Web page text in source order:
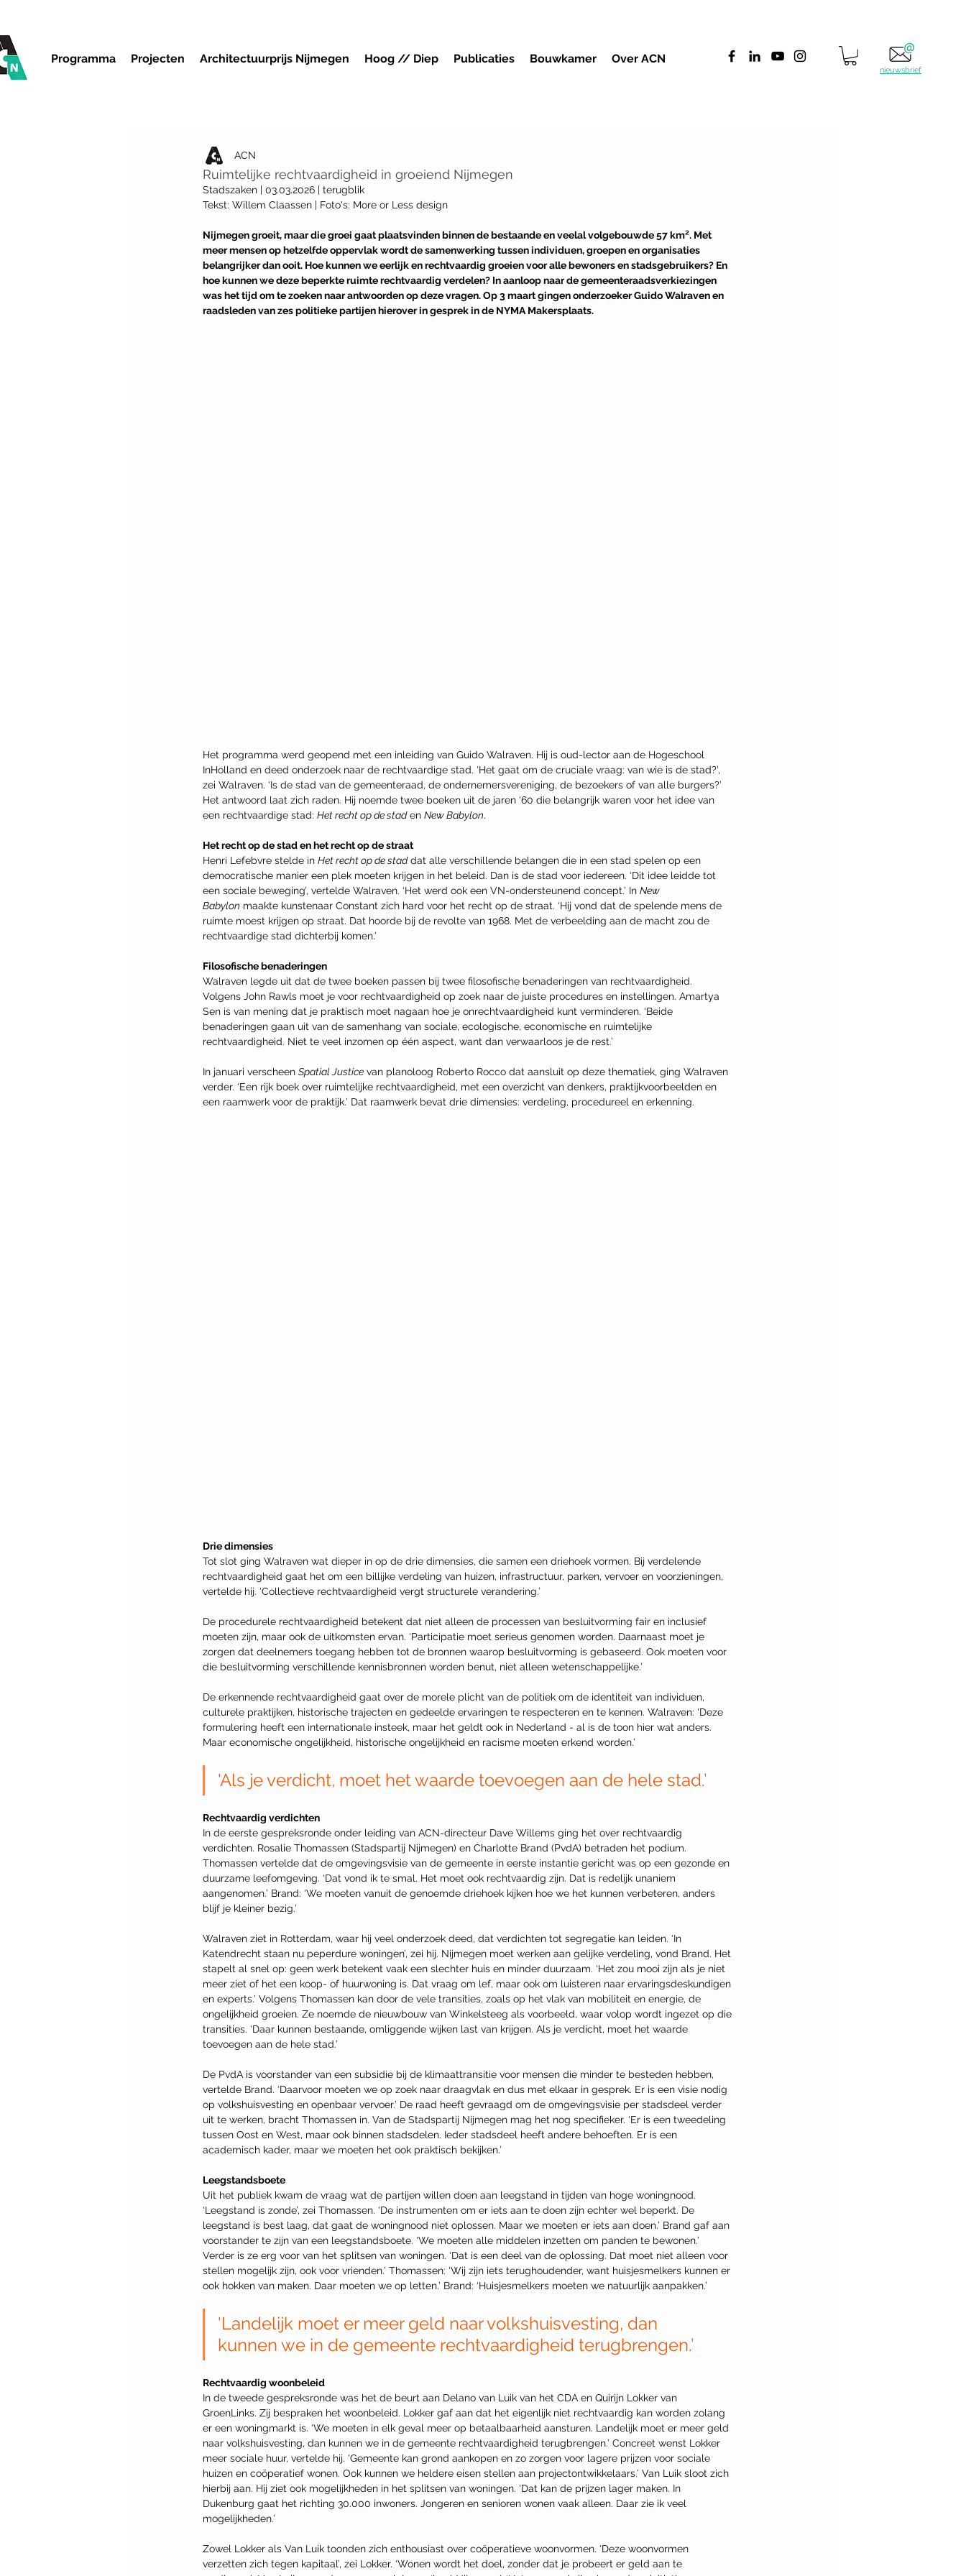
Programma Projecten Architectuurprijs Nijmegen Hoog // Diep Publicaties Bouwkamer Over ACN
nieuwsbrief
Ruimtelijke rechtvaardigheid in groeiend Nijmegen
ACN
Stadszaken | 03.03.2026 | terugblik
Tekst: Willem Claassen | Foto's: More or Less design
Nijmegen groeit, maar die groei gaat plaatsvinden binnen de bestaande en veelal volgebouwde 57 km². Met
meer mensen op hetzelfde oppervlak wordt de samenwerking tussen individuen, groepen en organisaties
belangrijker dan ooit. Hoe kunnen we eerlijk en rechtvaardig groeien voor alle bewoners en stadsgebruikers? En
hoe kunnen we deze beperkte ruimte rechtvaardig verdelen? In aanloop naar de gemeenteraadsverkiezingen
was het tijd om te zoeken naar antwoorden op deze vragen. Op 3 maart gingen onderzoeker Guido Walraven en
raadsleden van zes politieke partijen hierover in gesprek in de NYMA Makersplaats.
Het programma werd geopend met een inleiding van Guido Walraven. Hij is oud-lector aan de Hogeschool
InHolland en deed onderzoek naar de rechtvaardige stad. ‘Het gaat om de cruciale vraag: van wie is de stad?’,
zei Walraven. ‘Is de stad van de gemeenteraad, de ondernemersvereniging, de bezoekers of van alle burgers?’
Het antwoord laat zich raden. Hij noemde twee boeken uit de jaren ‘60 die belangrijk waren voor het idee van
een rechtvaardige stad: Het recht op de stad en New Babylon.
Het recht op de stad en het recht op de straat
Henri Lefebvre stelde in Het recht op de stad dat alle verschillende belangen die in een stad spelen op een
democratische manier een plek moeten krijgen in het beleid. Dan is de stad voor iedereen. ‘Dit idee leidde tot
een sociale beweging’, vertelde Walraven. ‘Het werd ook een VN-ondersteunend concept.’ In New
Babylon maakte kunstenaar Constant zich hard voor het recht op de straat. ‘Hij vond dat de spelende mens de
ruimte moest krijgen op straat. Dat hoorde bij de revolte van 1968. Met de verbeelding aan de macht zou de
rechtvaardige stad dichterbij komen.’
Filosofische benaderingen
Walraven legde uit dat de twee boeken passen bij twee filosofische benaderingen van rechtvaardigheid.
Volgens John Rawls moet je voor rechtvaardigheid op zoek naar de juiste procedures en instellingen. Amartya
Sen is van mening dat je praktisch moet nagaan hoe je onrechtvaardigheid kunt verminderen. ‘Beide
benaderingen gaan uit van de samenhang van sociale, ecologische, economische en ruimtelijke
rechtvaardigheid. Niet te veel inzomen op één aspect, want dan verwaarloos je de rest.’
In januari verscheen Spatial Justice van planoloog Roberto Rocco dat aansluit op deze thematiek, ging Walraven
verder. ‘Een rijk boek over ruimtelijke rechtvaardigheid, met een overzicht van denkers, praktijkvoorbeelden en
een raamwerk voor de praktijk.’ Dat raamwerk bevat drie dimensies: verdeling, procedureel en erkenning.
Drie dimensies
Tot slot ging Walraven wat dieper in op de drie dimensies, die samen een driehoek vormen. Bij verdelende
rechtvaardigheid gaat het om een billijke verdeling van huizen, infrastructuur, parken, vervoer en voorzieningen,
vertelde hij. ‘Collectieve rechtvaardigheid vergt structurele verandering.’
De procedurele rechtvaardigheid betekent dat niet alleen de processen van besluitvorming fair en inclusief
moeten zijn, maar ook de uitkomsten ervan. ‘Participatie moet serieus genomen worden. Daarnaast moet je
zorgen dat deelnemers toegang hebben tot de bronnen waarop besluitvorming is gebaseerd. Ook moeten voor
die besluitvorming verschillende kennisbronnen worden benut, niet alleen wetenschappelijke.’
De erkennende rechtvaardigheid gaat over de morele plicht van de politiek om de identiteit van individuen,
culturele praktijken, historische trajecten en gedeelde ervaringen te respecteren en te kennen. Walraven: ‘Deze
formulering heeft een internationale insteek, maar het geldt ook in Nederland - al is de toon hier wat anders.
Maar economische ongelijkheid, historische ongelijkheid en racisme moeten erkend worden.’
'Als je verdicht, moet het waarde toevoegen aan de hele stad.’
Rechtvaardig verdichten
In de eerste gespreksronde onder leiding van ACN-directeur Dave Willems ging het over rechtvaardig
verdichten. Rosalie Thomassen (Stadspartij Nijmegen) en Charlotte Brand (PvdA) betraden het podium.
Thomassen vertelde dat de omgevingsvisie van de gemeente in eerste instantie gericht was op een gezonde en
duurzame leefomgeving. ‘Dat vond ik te smal. Het moet ook rechtvaardig zijn. Dat is redelijk unaniem
aangenomen.’ Brand: ‘We moeten vanuit de genoemde driehoek kijken hoe we het kunnen verbeteren, anders
blijf je kleiner bezig.’
Walraven ziet in Rotterdam, waar hij veel onderzoek deed, dat verdichten tot segregatie kan leiden. ‘In
Katendrecht staan nu peperdure woningen’, zei hij. Nijmegen moet werken aan gelijke verdeling, vond Brand. Het
stapelt al snel op: geen werk betekent vaak een slechter huis en minder duurzaam. ‘Het zou mooi zijn als je niet
meer ziet of het een koop- of huurwoning is. Dat vraag om lef, maar ook om luisteren naar ervaringsdeskundigen
en experts.’ Volgens Thomassen kan door de vele transities, zoals op het vlak van mobiliteit en energie, de
ongelijkheid groeien. Ze noemde de nieuwbouw van Winkelsteeg als voorbeeld, waar volop wordt ingezet op die
transities. ‘Daar kunnen bestaande, omliggende wijken last van krijgen. Als je verdicht, moet het waarde
toevoegen aan de hele stad.’
De PvdA is voorstander van een subsidie bij de klimaattransitie voor mensen die minder te besteden hebben,
vertelde Brand. ‘Daarvoor moeten we op zoek naar draagvlak en dus met elkaar in gesprek. Er is een visie nodig
op volkshuisvesting en openbaar vervoer.’ De raad heeft gevraagd om de omgevingsvisie per stadsdeel verder
uit te werken, bracht Thomassen in. Van de Stadspartij Nijmegen mag het nog specifieker. ‘Er is een tweedeling
tussen Oost en West, maar ook binnen stadsdelen. Ieder stadsdeel heeft andere behoeften. Er is een
academisch kader, maar we moeten het ook praktisch bekijken.’
Leegstandsboete
Uit het publiek kwam de vraag wat de partijen willen doen aan leegstand in tijden van hoge woningnood.
‘Leegstand is zonde’, zei Thomassen. ‘De instrumenten om er iets aan te doen zijn echter wel beperkt. De
leegstand is best laag, dat gaat de woningnood niet oplossen. Maar we moeten er iets aan doen.’ Brand gaf aan
voorstander te zijn van een leegstandsboete. ‘We moeten alle middelen inzetten om panden te bewonen.’
Verder is ze erg voor van het splitsen van woningen. ‘Dat is een deel van de oplossing. Dat moet niet alleen voor
stellen mogelijk zijn, ook voor vrienden.’ Thomassen: ‘Wij zijn iets terughoudender, want huisjesmelkers kunnen er
ook hokken van maken. Daar moeten we op letten.’ Brand: ‘Huisjesmelkers moeten we natuurlijk aanpakken.’
'Landelijk moet er meer geld naar volkshuisvesting, dan
kunnen we in de gemeente rechtvaardigheid terugbrengen.’
Rechtvaardig woonbeleid
In de tweede gespreksronde was het de beurt aan Delano van Luik van het CDA en Quirijn Lokker van
GroenLinks. Zij bespraken het woonbeleid. Lokker gaf aan dat het eigenlijk niet rechtvaardig kan worden zolang
er een woningmarkt is. ‘We moeten in elk geval meer op betaalbaarheid aansturen. Landelijk moet er meer geld
naar volkshuisvesting, dan kunnen we in de gemeente rechtvaardigheid terugbrengen.’ Concreet wenst Lokker
meer sociale huur, vertelde hij. ‘Gemeente kan grond aankopen en zo zorgen voor lagere prijzen voor sociale
huizen en coöperatief wonen. Ook kunnen we heldere eisen stellen aan projectontwikkelaars.’ Van Luik sloot zich
hierbij aan. Hij ziet ook mogelijkheden in het splitsen van woningen. ‘Dat kan de prijzen lager maken. In
Dukenburg gaat het richting 30.000 inwoners. Jongeren en senioren wonen vaak alleen. Daar zie ik veel
mogelijkheden.’
Zowel Lokker als Van Luik toonden zich enthousiast over coöperatieve woonvormen. ‘Deze woonvormen
verzetten zich tegen kapitaal’, zei Lokker. ‘Wonen wordt het doel, zonder dat je probeert er geld aan te